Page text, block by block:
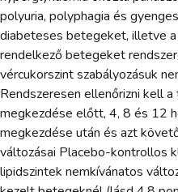
polyuria, polyphagia és
diabeteses betegeket, illetve
rendelkező betegeket
vércukorszint szabályozásuk
Rendszeresen ellenőrizni kell
megkezdése előtt, 4, 8 és 12
megkezdése után és azt
változásai Placebo-kontrollos
lipidszintek nemkívánatos